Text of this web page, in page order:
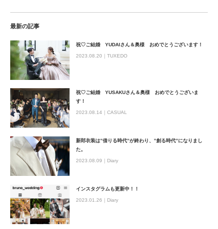
最新の記事
祝♡ご結婚 YUDAIさん＆奥様 おめでとうございます！
2023.08.20｜TUXEDO
祝♡ご結婚 YUSAKUさん＆奥様 おめでとうございま
す！
2023.08.14｜CASUAL
新郎衣装は”借りる時代”が終わり、”創る時代”になりまし
た。
2023.08.09｜ Diary
インスタグラムも更新中！！
2023.01.26｜ Diary